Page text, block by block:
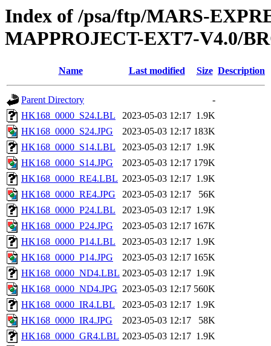
Index of /psa/ftp/MARS-
MAPPROJECT-EXT7-V4.0/
Name Last modified Size Description
Parent Directory
-
HK168_0000_S24.LBL
2023-05-03 12:17 1.9K
HK168_0000_S24.JPG
2023-05-03 12:17 183K
HK168_0000_S14.LBL
2023-05-03 12:17 1.9K
HK168_0000_S14.JPG
2023-05-03 12:17 179K
HK168_0000_RE4.LBL 2023-05-03 12:17 1.9K
HK168_0000_RE4.JPG
2023-05-03 12:17
56K
HK168_0000_P24.LBL
2023-05-03 12:17 1.9K
HK168_0000_P24.JPG
2023-05-03 12:17 167K
HK168_0000_P14.LBL
2023-05-03 12:17 1.9K
HK168_0000_P14.JPG
2023-05-03 12:17 165K
HK168_0000_ND4.LBL 2023-05-03 12:17 1.9K
HK168_0000_ND4.JPG 2023-05-03 12:17 560K
HK168_0000_IR4.LBL
2023-05-03 12:17 1.9K
HK168_0000_IR4.JPG
2023-05-03 12:17
58K
HK168_0000_GR4.LBL 2023-05-03 12:17 1.9K